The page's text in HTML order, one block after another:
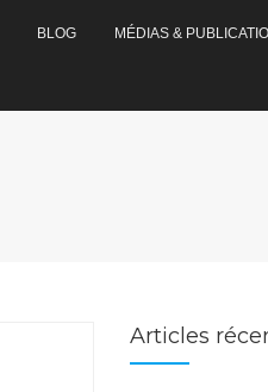
BLOG MÉDIAS &
Articles